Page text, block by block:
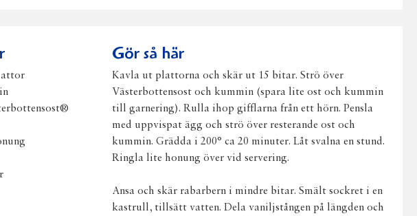
Gör så här
Kavla ut plattorna och skär ut 15 bitar. Strö över
Västerbottensost och kummin (spara lite ost och kummin
till garnering). Rulla ihop gifflarna från ett hörn. Pensla
med uppvispat ägg och strö över resterande ost och
kummin. Grädda i 200° ca 20 minuter. Låt svalna en stund.
Ringla lite honung över vid servering.
Ansa och skär rabarbern i mindre bitar. Smält sockret i en
kastrull, tillsätt vatten. Dela vaniljstången på längden och